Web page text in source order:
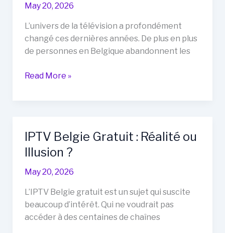
het
Nieuwe
Tijd
Investeringsplan
May 20, 2026
L’univers de la télévision a profondément
changé ces dernières années. De plus en plus
de personnes en Belgique abandonnent les
IPTV
Ce
Que
Devez
Savoir
Avant
de
Read More »
IPTV Belgie Gratuit : Réalité ou
Illusion ?
May 20, 2026
L’IPTV Belgie gratuit est un sujet qui suscite
beaucoup d’intérêt. Qui ne voudrait pas
accéder à des centaines de chaînes